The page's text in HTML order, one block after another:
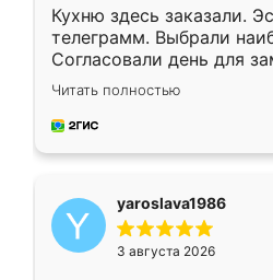
Кухню здесь заказали.
телеграмм. Выбрали
Согласовали день для
недели кухня была уже
довольны работой.
мебель за качественную
Читать полностью
yaroslava1986
3 августа 2026